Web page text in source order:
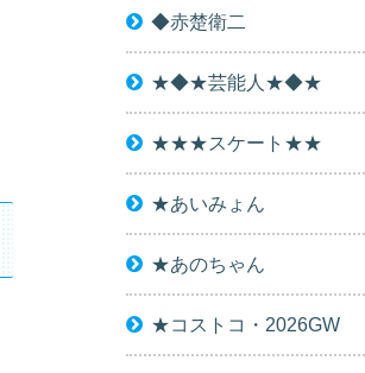
◆赤楚衛二
★◆★芸能人★◆★
★★★スケート★★
★あいみょん
★あのちゃん
★コストコ・2026GW